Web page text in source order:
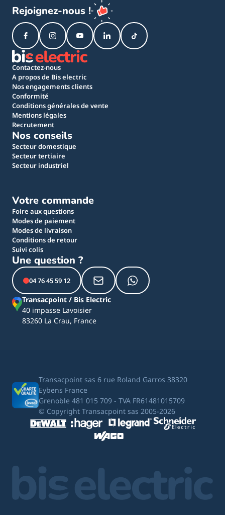
Rejoignez-nous !
Contactez-nous
A propos de Bis electric
Nos engagements clients
Conformité
Conditions générales de vente
Mentions légales
Recrutement
Nos conseils
Secteur domestique
Secteur tertiaire
Secteur industriel
Votre commande
Foire aux questions
Modes de paiement
Modes de livraison
Conditions de retour
Suivi colis
Une question ?
04 76 45 59 12
Transacpoint / Bis Electric
40 impasse Lavoisier
83260 La Crau, France
Transacpoint sas 6 rue Roland Garros 38320
Eybens France
Grenoble 481 015 709 - TVA FR61481015709
© Copyright Transacpoint sas 2005-2026